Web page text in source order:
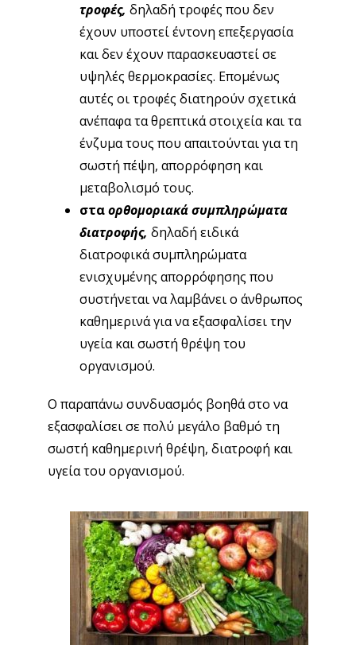
τροφές, δηλαδή τροφές που δεν
έχουν υποστεί έντονη επεξεργασία
και δεν έχουν παρασκευαστεί σε
υψηλές θερμοκρασίες. Επομένως
αυτές οι τροφές διατηρούν σχετικά
ανέπαφα τα θρεπτικά στοιχεία και τα
ένζυμα τους που απαιτούνται για τη
σωστή πέψη, απορρόφηση και
μεταβολισμό τους.
σταορθομοριακά συμπληρώματα
διατροφής, δηλαδή ειδικά
διατροφικά συμπληρώματα
ενισχυμένης απορρόφησης που
συστήνεται να λαμβάνει ο άνθρωπος
καθημερινά για να εξασφαλίσει την
υγεία και σωστή θρέψη του
οργανισμού.
Ο παραπάνω συνδυασμός βοηθά στο να
εξασφαλίσει σε πολύ μεγάλο βαθμό τη
σωστή καθημερινή θρέψη, διατροφή και
υγεία του οργανισμού.